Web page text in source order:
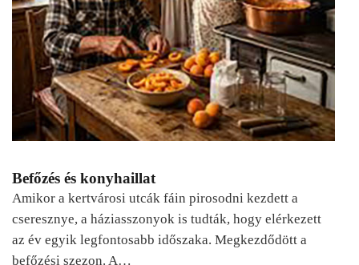
Befőzés és konyhaillat
Amikor a kertvárosi utcák fáin pirosodni kezdett a
cseresznye, a háziasszonyok is tudták, hogy elérkezett
az év egyik legfontosabb időszaka. Megkezdődött a
befőzési szezon. A…